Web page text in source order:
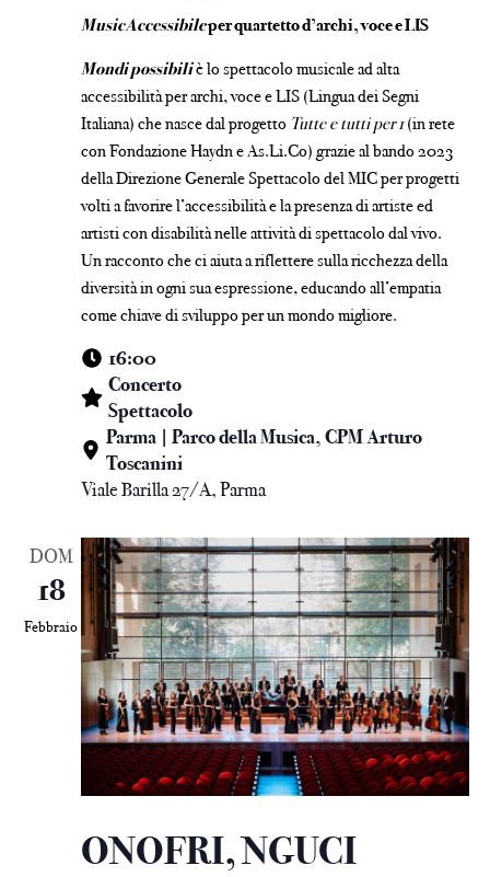
MusicAccessibileper quartetto d’archi, voce e LIS
Mondi possibiliè lo spettacolo musicale ad alta
accessibilità per archi, voce e LIS (Lingua dei Segni
Italiana) che nasce dal progetto Tutte e tutti per 1(in rete
con Fondazione Haydn e As.Li.Co) grazie al bando 2023
della Direzione Generale Spettacolo del MIC per progetti
volti a favorire l’accessibilità e la presenza di artiste ed
artisti con disabilità nelle attività di spettacolo dal vivo.
Un racconto che ci aiuta a riflettere sulla ricchezza della
diversità in ogni sua espressione, educando all’empatia
come chiave di sviluppo per un mondo migliore.
16:00
Concerto
Spettacolo
Parma | Parco della Musica, CPM Arturo
Toscanini
Viale Barilla 27/A, Parma
DOM
18
Febbraio
ONOFRI, NGUCI